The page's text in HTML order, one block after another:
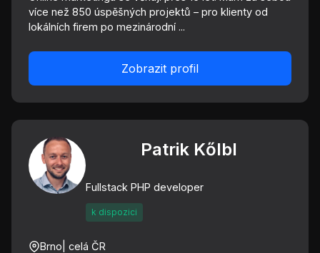
více než 850 úspěšných projektů – pro klienty od
lokálních firem po mezinárodní ...
Zobrazit profil
Patrik Kőlbl
Fullstack PHP developer
k dispozici
Brno | celá ČR